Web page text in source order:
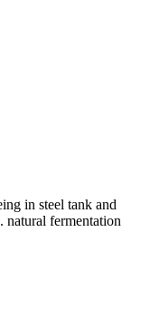
in steel tank and
natural fermentation